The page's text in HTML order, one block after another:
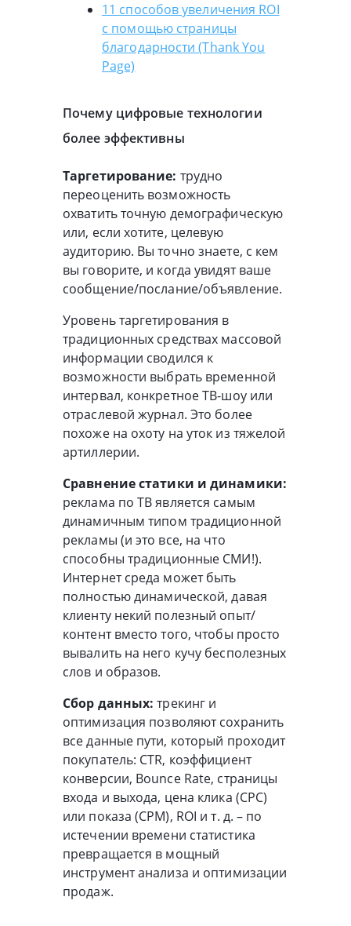
11 способов увеличения ROI
с помощью страницы
благодарности (Thank You
Page)
Почему цифровые технологии
более эффективны
Таргетирование: трудно
переоценить возможность
охватить точную демографическую
или, если хотите, целевую
аудиторию. Вы точно знаете, с кем
вы говорите, и когда увидят ваше
сообщение/послание/объявление.
Уровень таргетирования в
традиционных средствах массовой
информации сводился к
возможности выбрать временной
интервал, конкретное ТВ-шоу или
отраслевой журнал. Это более
похоже на охоту на уток из тяжелой
артиллерии.
Сравнение статики и динамики:
реклама по ТВ является самым
динамичным типом традиционной
рекламы (и это все, на что
способны традиционные СМИ!).
Интернет среда может быть
полностью динамической, давая
клиенту некий полезный опыт/
контент вместо того, чтобы просто
вывалить на него кучу бесполезных
слов и образов.
Сбор данных: трекинг и
оптимизация позволяют сохранить
все данные пути, который проходит
покупатель: CTR, коэффициент
конверсии, Bounce Rate, страницы
входа и выхода, цена клика (CPC)
или показа (CPM), ROI и т. д. – по
истечении времени статистика
превращается в мощный
инструмент анализа и оптимизации
продаж.